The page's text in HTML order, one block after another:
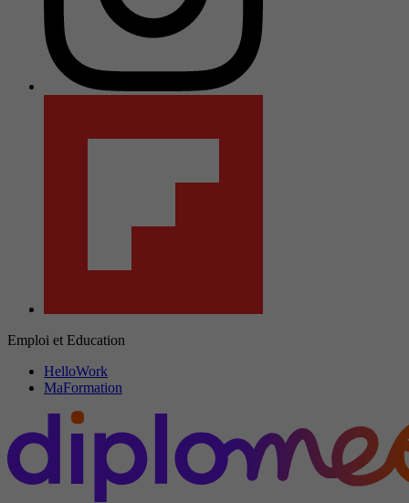
Emploi et Education
HelloWork
MaFormation